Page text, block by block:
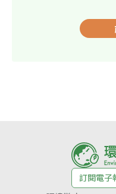
訂閱電子